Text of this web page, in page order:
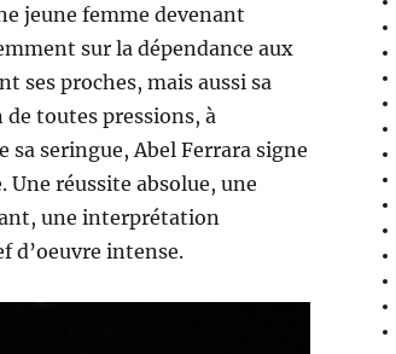
jeune femme devenant
sur la dépendance aux
ses proches, mais aussi sa
toutes pressions, à
sa seringue, Abel Ferrara signe
Une réussite absolue, une
une interprétation
d’oeuvre intense.